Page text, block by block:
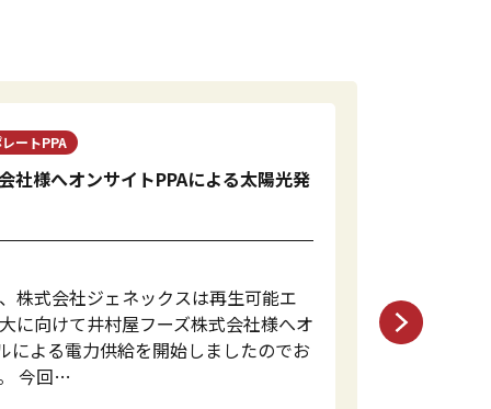
ートPPA
社様へオンサイトPPAによる太陽光発
株式会社ジェネックスは再生可能エ
に向けて井村屋フーズ株式会社様へオ
による電力供給を開始しましたのでお
今回…